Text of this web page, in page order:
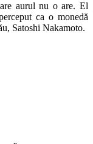
aurul nu o are. El
ca o monedă
Satoshi Nakamoto.